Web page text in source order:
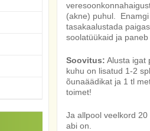
(akne) puhul.
tasakaalustada
soolatüükaid ja
Soovitus: Alusta igat
kuhu on lisatud 1-2
õunaäädikat ja 1 tl
toimet!
Ja allpool veelkord
abi on.